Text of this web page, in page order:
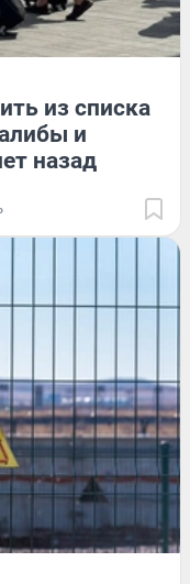
из списка
и
назад